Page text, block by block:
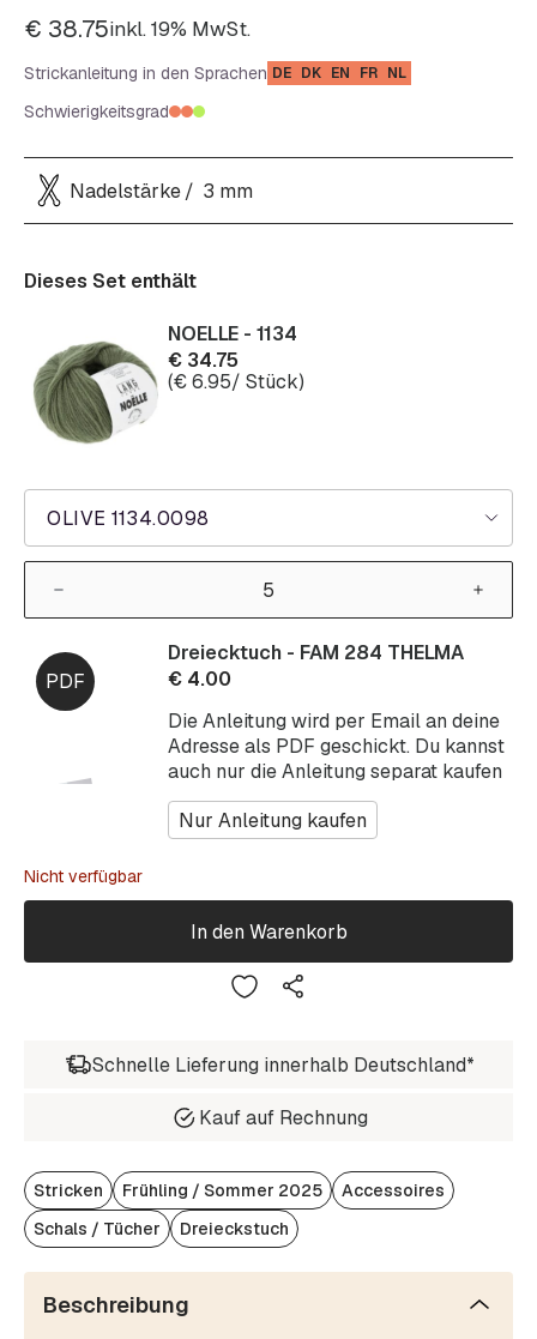
€ 38.75inkl. 19% MwSt.
Strickanleitung in den Sprachen DE DK EN FR NL
Schwierigkeitsgrad
Nadelstärke 3 mm
Dieses Set enthält
OLIVE 1134.0098
NOELLE - 1134
€ 34.75
(€6.95/ Stück)
Die Anleitung wird per Email an deine
Adresse als PDF geschickt. Du kannst
auch nur die Anleitung separat kaufen
Nur Anleitung kaufen
Dreiecktuch - FAM 284 THELMA
€ 4.00
Nicht verfügbar
In den Warenkorb
Schnelle Lieferung innerhalb Deutschland*
Kauf auf Rechnung
Stricken Frühling / Sommer 2025
Accessoires
Schals / Tücher
Dreieckstuch
Beschreibung